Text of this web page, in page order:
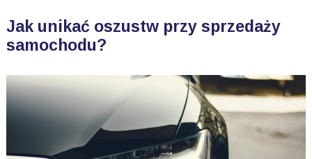
Jak unikać oszustw przy sprzedaży
samochodu?